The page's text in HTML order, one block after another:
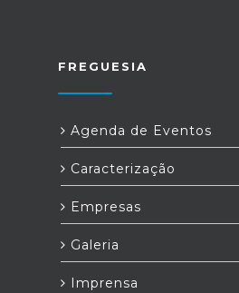
FREGUESIA
Agenda de Eventos
Caracterização
Empresas
Galeria
Imprensa